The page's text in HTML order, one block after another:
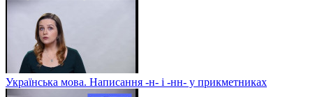
Українська мова. Написання -н- і -нн- у прикметниках